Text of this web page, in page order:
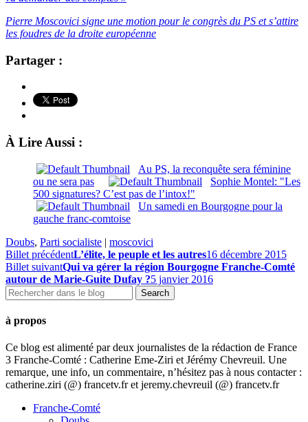
Pierre Moscovici signe une motion pour le congrès du PS et s’attire
les foudres de la droite européenne
Partager :
À Lire Aussi :
Au PS, la reconquête sera féminine
ou ne sera pas
Sophie Montel: "Les
500 signatures? C’est pas de l’intox!"
Un samedi en Bourgogne pour la
gauche franc-comtoise
Doubs, Parti socialiste | moscovici
Billet précédentL’élite, le peuple et les autres16 décembre 2015
Billet suivantQui va gérer la région Bourgogne Franche-Comté
autour de Marie-Guite Dufay ?5 janvier 2016
à propos
Ce blog est alimenté par deux journalistes de la rédaction de France
3 Franche-Comté : Catherine Eme-Ziri et Jérémy Chevreuil. Une
remarque, une info, un commentaire, n’hésitez pas à nous contacter :
catherine.ziri (@) francetv.fr et jeremy.chevreuil (@) francetv.fr
Franche-Comté